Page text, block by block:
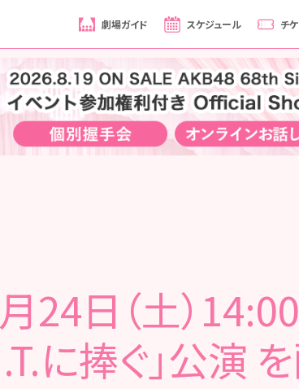
劇場ガイド スケジュール チ
24日（土）
に捧ぐ」公演